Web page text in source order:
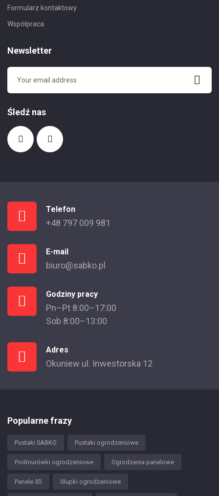
Formularz kontaktowy
Współpraca
Newsletter
Śledź nas
Telefon
+48 797 009 981
E-mail
biuro@sabko.pl
Godziny pracy
Pn–Pt 8:00–17:00
Sob 8:00–13:00
Adres
Okuniew ul. Inwestorska 12
Popularne frazy
Pustaki SABKO Pustaki ogrodzeniowe
Podmurówki ogrodzeniowe Ogrodzenia panelowe
Panele 3D Słupki ogrodzeniowe